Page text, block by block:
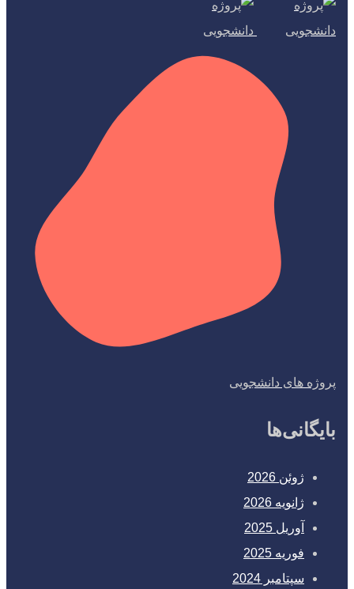
پروژه های دانشجویی
بایگانی‌ها
ژوئن 2026
ژانویه 2026
آوریل 2025
فوریه 2025
سپتامبر 2024